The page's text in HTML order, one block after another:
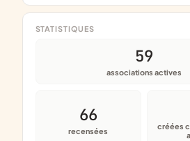
STATISTIQUES
59
associations actives
66
recensées
créées